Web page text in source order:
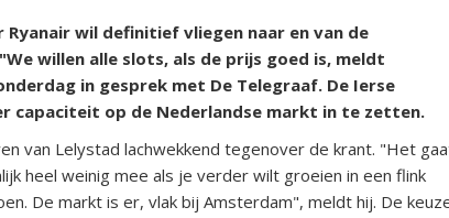
Ryanair wil definitief vliegen naar en van de
willen alle slots, als de prijs goed is, meldt
in gesprek met De Telegraaf. De Ierse
capaciteit op de Nederlandse markt in te zetten.
van Lelystad lachwekkend tegenover de krant. "Het
heel weinig mee als je verder wilt groeien in een flink
De markt is er, vlak bij Amsterdam", meldt hij. De